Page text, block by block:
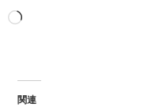
関連